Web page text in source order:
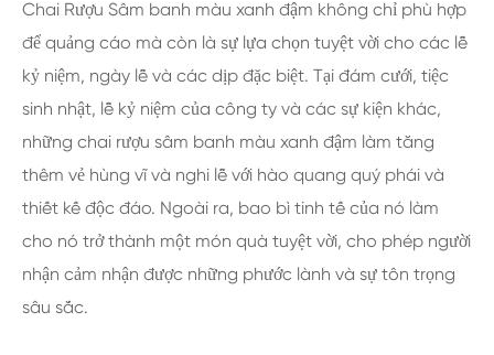
Chai Rượu Sâm banh màu xanh đậm không chỉ phù hợp
để quảng cáo mà còn là sự lựa chọn tuyệt vời cho các lễ
kỷ niệm, ngày lễ và các dịp đặc biệt. Tại đám cưới, tiệc
sinh nhật, lễ kỷ niệm của công ty và các sự kiện khác,
những chai rượu sâm banh màu xanh đậm làm tăng
thêm vẻ hùng vĩ và nghi lễ với hào quang quý phái và
thiết kế độc đáo. Ngoài ra, bao bì tinh tế của nó làm
cho nó trở thành một món quà tuyệt vời, cho phép người
nhận cảm nhận được những phước lành và sự tôn trọng
sâu sắc.